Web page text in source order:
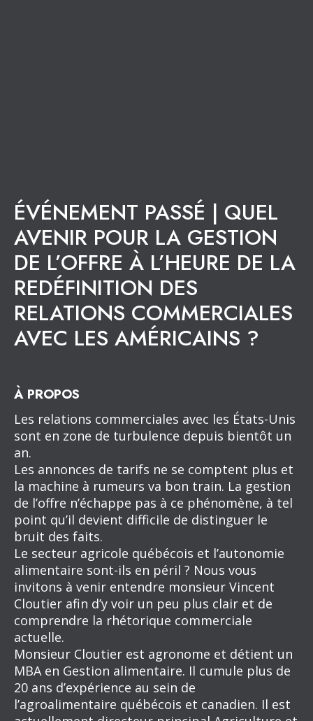
ÉVÉNEMENT PASSÉ | QUEL
AVENIR POUR LA GESTION
DE L’OFFRE À L’HEURE DE LA
REDÉFINITION DES
RELATIONS COMMERCIALES
AVEC LES AMÉRICAINS ?
À PROPOS
Les relations commerciales avec les États-Unis
sont en zone de turbulence depuis bientôt un
an.
Les annonces de tarifs ne se comptent plus et
la machine à rumeurs va bon train. La gestion
de l’offre n’échappe pas à ce phénomène, à tel
point qu’il devient difficile de distinguer le
bruit des faits.
Le secteur agricole québécois et l’autonomie
alimentaire sont-ils en péril ? Nous vous
invitons à venir entendre monsieur Vincent
Cloutier afin d’y voir un peu plus clair et de
comprendre la rhétorique commerciale
actuelle.
Monsieur Cloutier est agronome et détient un
MBA en Gestion alimentaire. Il cumule plus de
20 ans d’expérience au sein de
l’agroalimentaire québécois et canadien. Il est